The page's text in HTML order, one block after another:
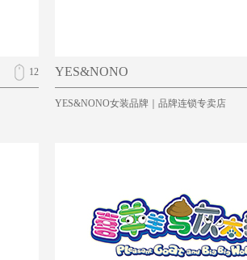
12 YES&NONO
YES&NONO女装品牌｜品牌连锁专卖店